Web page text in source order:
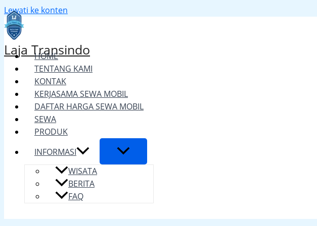
Lewati ke konten
Laja Transindo
HOME
TENTANG KAMI
KONTAK
KERJASAMA SEWA MOBIL
DAFTAR HARGA SEWA MOBIL
SEWA
PRODUK
INFORMASI
WISATA
BERITA
FAQ